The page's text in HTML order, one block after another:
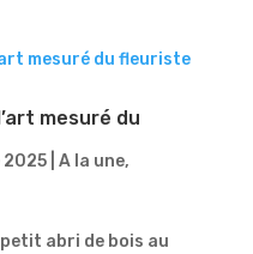
mesuré du
2025| A la une,
abri de bois au